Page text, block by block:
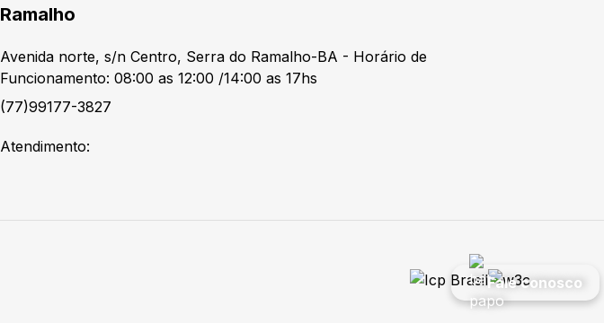
Fale conosco
Ramalho
Avenida norte, s/n Centro, Serra do Ramalho-BA - Horário de
Funcionamento: 08:00 as 12:00 /14:00 as 17hs
(77)99177-3827
Atendimento: